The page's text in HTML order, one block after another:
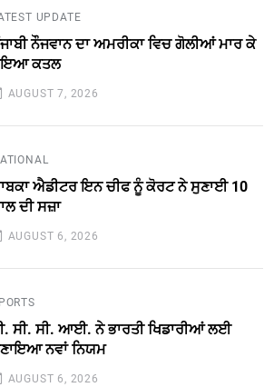
UPDATE
ਨੌਜਵਾਨ ਦਾ ਅਮਰੀਕਾ ਵਿਚ ਗੋਲੀਆਂ ਮਾਰ ਕੇ
ਕਤਲ
AUGUST 7, 2026
ਐਡੀਟਰ ਇਨ ਚੀਫ ਨੂੰ ਕੋਰਟ ਨੇ ਸੁਣਾਈ 10
ਦੀ ਸਜ਼ਾ
AUGUST 6, 2026
ਸੀ. ਸੀ. ਆਈ. ਨੇ ਭਾਰਤੀ ਖਿਡਾਰੀਆਂ ਲਈ
ਨਵਾਂ ਨਿਯਮ
AUGUST 6, 2026